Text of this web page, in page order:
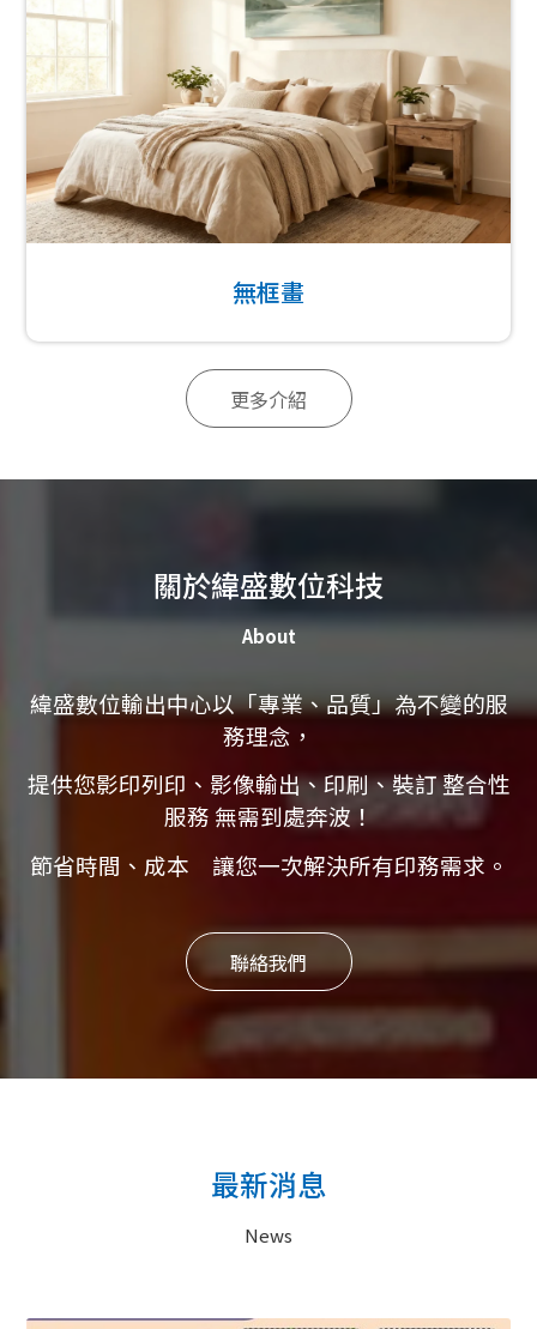
無框畫
更多介紹
關於緯盛數位科技
About
緯盛數位輸出中心以「專業、品質」為不變的服
務理念，
提供您影印列印、影像輸出、印刷、裝訂 整合性
服務 無需到處奔波！
節省時間、成本 讓您一次解決所有印務需求。
聯絡我們
最新消息
News